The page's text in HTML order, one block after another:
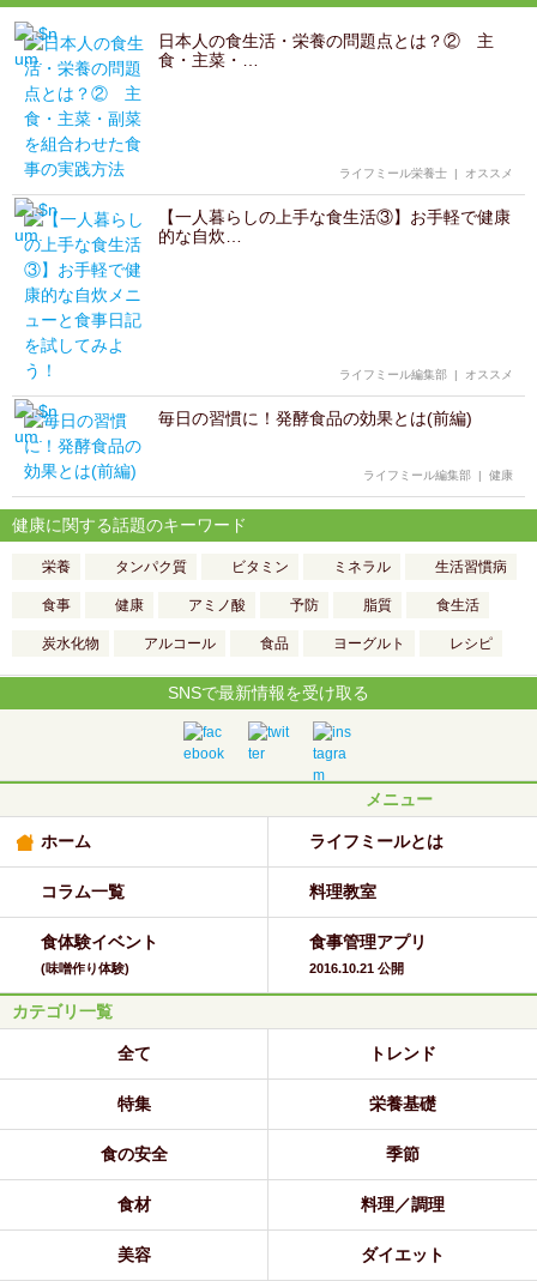
日本人の食生活・栄養の問題点とは？② 主
食・主菜・…
ライフミール栄養士 | オススメ
【一人暮らしの上手な食生活③】お手軽で健康
的な自炊…
ライフミール編集部 | オススメ
毎日の習慣に！発酵食品の効果とは(前編)
ライフミール編集部 | 健康
健康に関する話題のキーワード
栄養 タンパク質 ビタミン ミネラル 生活習慣病
食事 健康 アミノ酸 予防 脂質 食生活
炭水化物 アルコール 食品 ヨーグルト レシピ
SNSで最新情報を受け取る
メニュー
ホーム ライフミールとは
コラム一覧 料理教室
食体験イベント
(味噌作り体験)
食事管理アプリ
2016.10.21 公開
カテゴリ一覧
全て トレンド
特集 栄養基礎
食の安全 季節
食材 料理／調理
美容 ダイエット